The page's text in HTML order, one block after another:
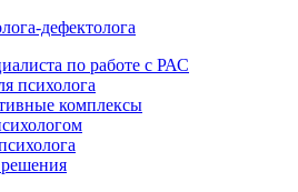
дефектолога
по работе с РАС
психолога
комплексы